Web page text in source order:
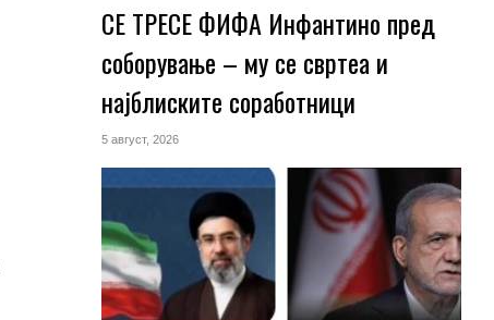
СЕ ТРЕСЕ ФИФА Инфантино пред
соборување – му се свртеа и
најблиските соработници
5 август, 2026